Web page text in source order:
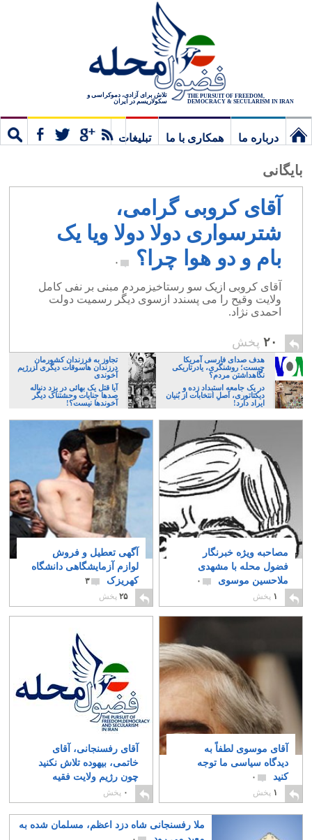
THE PURSUIT OF FREEDOM,
DEMOCRACY & SECULARISM IN IRAN
تلاش برای آزادی، دموکراسی و
سکولاریسم در ایران
درباره ما همکاری با ما
تبلیغات
بایگانی
آقای کروبی گرامی،
شترسواری دولا دولا ویا یک
بام و دو هوا چرا؟
۰
آقای کروبی ازیک سو رستاخیزمردم مبنی بر نفی کامل
ولایت وقیح را می پسندد ازسوی دیگر رسمیت دولت
احمدی نژاد.
۲۰ پخش
هدف صدای فارسی آمریکا
چیست؛ روشنگری، یادرتاریکی
نگاهداشتن مردم؟
تجاوز به فرزندان کشورمان
درزندان هاسوقات دیگری ا‍زرژیم
آخوندی
در یک جامعه استبداد زده و
دیکتاتوری، اَصلِ انتخابات از بُنیان
ایراد دارد!
آیا قتل یک بهائی در یزد دنباله
صدها جنایات وحشتناک دیگر
آخوندها نیست؟!
مصاحبه ویژه خبرنگار
فضول محله با مشهدی
ملاحسین موسوی
۰
۱ پخش
آگهی تعطیل و فروش
لوازم آزمایشگاهی دانشگاه
کهریزک
۳
۲۵ پخش
آقای موسوی لطفاً به
دیدگاه سیاسی ما توجه
کنید
۰
۱ پخش
آقای رفسنجانی، آقای
خاتمی، بیهوده تلاش نکنید
چون رژیم ولایت فقیه
دربسترمرگ است
۰ پخش
ملا رفسنجانی شاه دزد اعظم، مسلمان شده به